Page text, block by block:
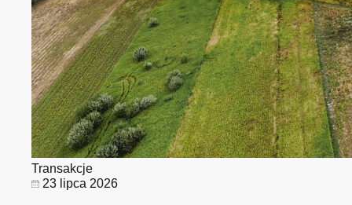
Transakcje
23 lipca 2026